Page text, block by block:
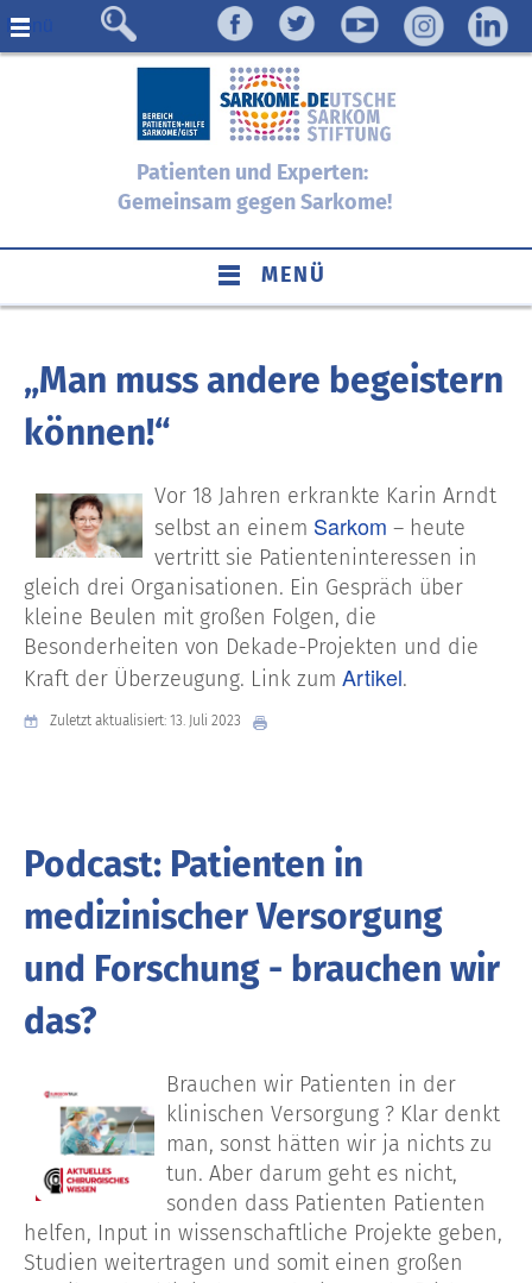
Menü
Patienten und Experten:
Gemeinsam gegen Sarkome!
MENÜ
„Man muss andere begeistern
können!“
Vor 18 Jahren erkrankte Karin Arndt
selbst an einem Sarkom – heute
vertritt sie Patienteninteressen in
gleich drei Organisationen. Ein Gespräch über
kleine Beulen mit großen Folgen, die
Besonderheiten von Dekade-Projekten und die
Kraft der Überzeugung. Link zum Artikel.
Zuletzt aktualisiert: 13. Juli 2023
Podcast: Patienten in
medizinischer Versorgung
und Forschung - brauchen wir
das?
Brauchen wir Patienten in der
klinischen Versorgung ? Klar denkt
man, sonst hätten wir ja nichts zu
tun. Aber darum geht es nicht,
sonden dass Patienten Patienten
helfen, Input in wissenschaftliche Projekte geben,
Studien weitertragen und somit einen großen